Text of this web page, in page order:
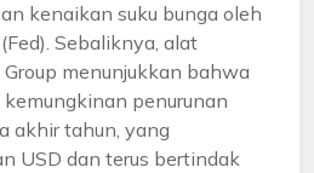
kenaikan suku bunga oleh
Sebaliknya, alat
menunjukkan bahwa
penurunan
akhir tahun, yang
USD dan terus bertindak